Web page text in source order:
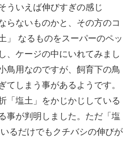
ういえば伸びすぎの感じ
らないものかと、その方のコ
」 なるものをスーパーのペッ
、ケージの中にいれてみまし
鳥用なのですが、飼育下の鳥
てしまう事があるようです。
「塩土」をかじかじしている
事が判明しました。ただ「塩
るだけでもクチバシの伸びが